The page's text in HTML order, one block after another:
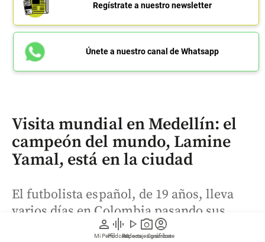
person
Mi Perfil
graphic_eq
Pódcast
play_arrow
Videos
photo_camera
Reportajes gráficos
account_circle
Suscríbete
Regístrate a nuestro newsletter
Únete a nuestro canal de Whatsapp
Visita mundial en Medellín: el
campeón del mundo, Lamine
Yamal, está en la ciudad
El futbolista español, de 19 años, lleva
varios días en Colombia pasando sus
vacaciones antes de regresar al